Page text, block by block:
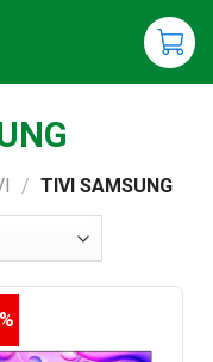
/ TIVI SAMSUNG